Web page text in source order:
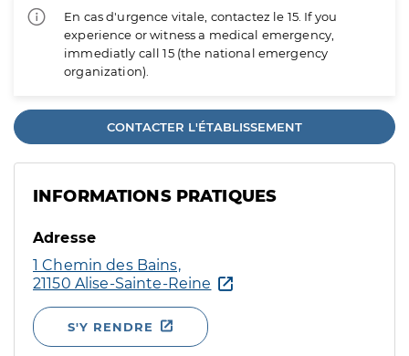
En cas d'urgence vitale, contactez le 15. If you
experience or witness a medical emergency,
immediatly call 15 (the national emergency
organization).
CONTACTER L'ÉTABLISSEMENT
INFORMATIONS PRATIQUES
Adresse
1 Chemin des Bains,
21150 Alise-Sainte-Reine
S'Y RENDRE